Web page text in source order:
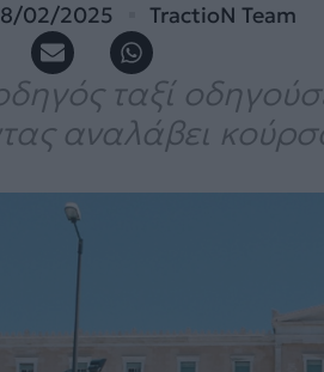
02/2025 TractioN Team
ταξί
αναλάβει